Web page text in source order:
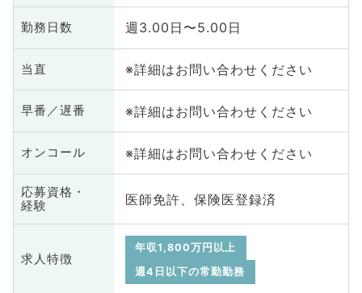
勤務日数 週3.00日〜5.00日
当直 ※詳細はお問い合わせください
早番／遅番 ※詳細はお問い合わせください
オンコール ※詳細はお問い合わせください
応募資格・
経験
医師免許、保険医登録済
求人特徴
年収1,800万円以上
週4日以下の常勤勤務